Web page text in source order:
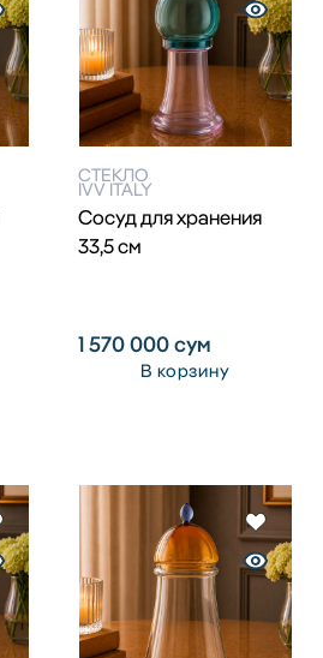
СТЕКЛО
IVV ITALY
Сосуд для хранения
33,5 см
1 570 000сум
В корзину